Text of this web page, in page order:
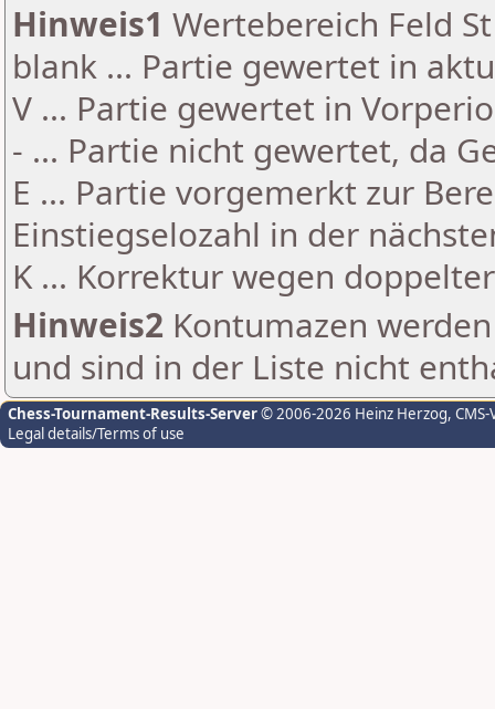
Hinweis1 Wertebereich Feld
blank ... Partie gewertet in
V ... Partie gewertet in
- ... Partie nicht gewertet, da
E ... Partie vorgemerkt zur
Einstiegselozahl in der
K ... Korrektur wegen
Hinweis2 Kontumazen
und sind in der Liste nicht
Chess-Tournament-Results-Server© 2006-2026 Heinz Herzog,
Legal details/Terms of use